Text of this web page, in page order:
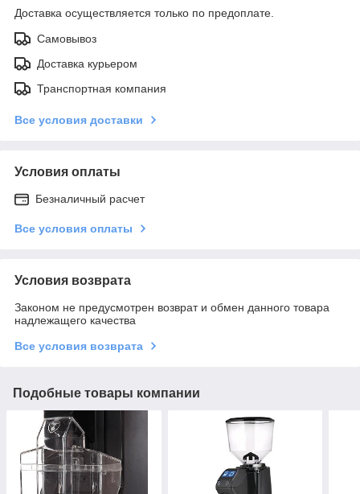
Доставка осуществляется только по предоплате.
Самовывоз
Доставка курьером
Транспортная компания
Все условия доставки
Условия оплаты
Безналичный расчет
Все условия оплаты
Условия возврата
Законом не предусмотрен возврат и обмен данного товара
надлежащего качества
Все условия возврата
Подобные товары компании